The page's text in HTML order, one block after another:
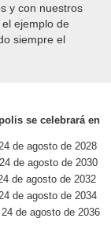
y con nuestros
ejemplo de
siempre el
se celebrará en
de agosto de 2028
de agosto de 2030
de agosto de 2032
de agosto de 2034
24 de agosto de 2036